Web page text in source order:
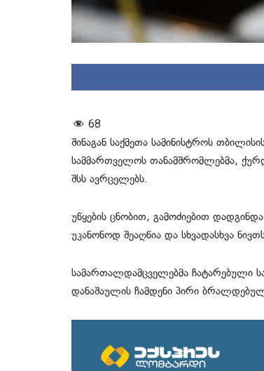
68
შინაგან საქმეთა სამინისტროს
სამმართველოს თანამშრომლებმა,
შსს ავრცელებს.
უწყების ცნობით, გამოძიებით
უკანონოდ შეაღწია და სხვადასხვა
სამართალდამცველებმა ჩატარებული
დანაშაულის ჩამდენი პირი